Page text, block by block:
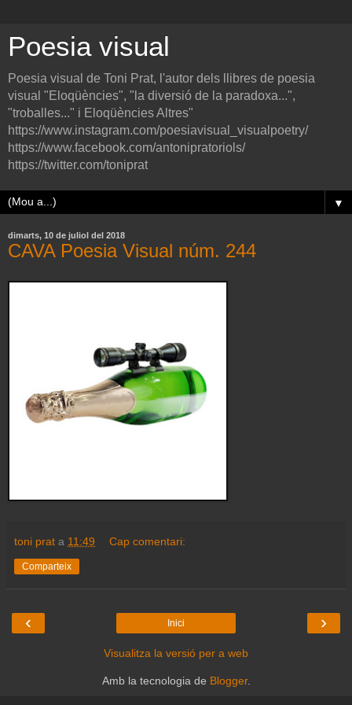
Poesia visual
Poesia visual de Toni Prat, l'autor dels llibres de poesia
visual "Eloqüències", "la diversió de la paradoxa...",
"troballes..." i Eloqüències Altres"
https://www.instagram.com/poesiavisual_visualpoetry/
https://www.facebook.com/antonipratoriols/
https://twitter.com/toniprat
▼
dimarts, 10 de juliol del 2018
CAVA Poesia Visual núm. 244
toni prat a 11:49 Cap comentari:
Comparteix
‹ ›
Inici
Visualitza la versió per a web
Amb la tecnologia de Blogger.